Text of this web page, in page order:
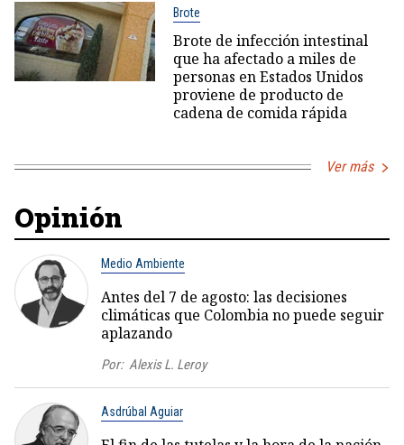
Brote
Brote de infección intestinal
que ha afectado a miles de
personas en Estados Unidos
proviene de producto de
cadena de comida rápida
Ver más
Opinión
Medio Ambiente
Antes del 7 de agosto: las decisiones
climáticas que Colombia no puede seguir
aplazando
Por: Alexis L. Leroy
Asdrúbal Aguiar